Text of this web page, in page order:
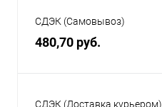
СДЭК (Самовывоз)
480,70 руб.
СДЭК (Доставка курьером)